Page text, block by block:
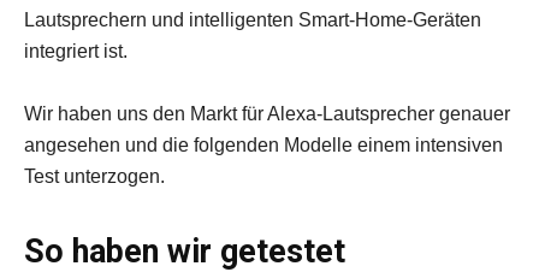
Lautsprechern und intelligenten Smart-Home-Geräten
integriert ist.
Wir haben uns den Markt für Alexa-Lautsprecher genauer
angesehen und die folgenden Modelle einem intensiven
Test unterzogen.
So haben wir getestet